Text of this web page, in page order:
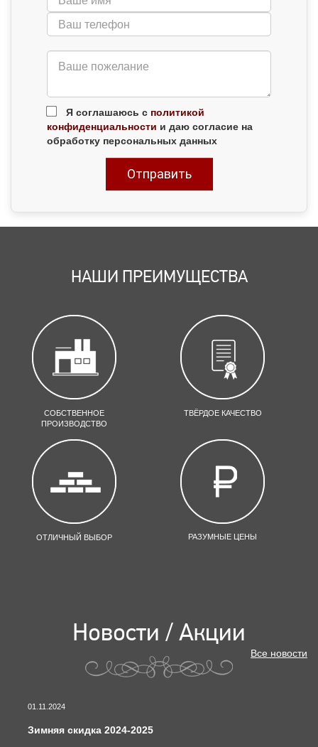
Я соглашаюсь с политикой
конфиденциальности и даю согласие на
обработку персональных данных
НАШИ ПРЕИМУЩЕСТВА
СОБСТВЕННОЕ
ПРОИЗВОДСТВО
ТВЁРДОЕ КАЧЕСТВО
ОТЛИЧНЫЙ ВЫБОР РАЗУМНЫЕ ЦЕНЫ
Новости / Акции
Все новости
01.11.2024
Зимняя скидка 2024-2025